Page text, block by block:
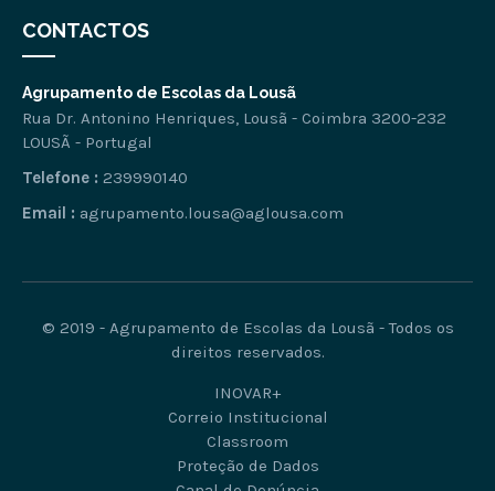
CONTACTOS
Agrupamento de Escolas da Lousã
Rua Dr. Antonino Henriques, Lousã - Coimbra 3200-232
LOUSÃ - Portugal
Telefone : 239990140
Email : agrupamento.lousa@aglousa.com
© 2019 - Agrupamento de Escolas da Lousã - Todos os
direitos reservados.
INOVAR+
Correio Institucional
Classroom
Proteção de Dados